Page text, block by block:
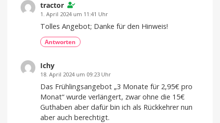
tractor
1. April 2024 um 11:41 Uhr
Tolles Angebot; Danke für den Hinweis!
Antworten
Ichy
18. April 2024 um 09:23 Uhr
Das Frühlingsangebot „3 Monate für 2,95€ pro
Monat“ wurde verlängert, zwar ohne die 15€
Guthaben aber dafür bin ich als Rückkehrer nun
aber auch berechtigt.